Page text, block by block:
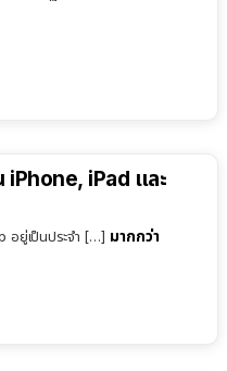
iPhone, iPad และ
อยู่เป็นประจำ […] มากกว่า